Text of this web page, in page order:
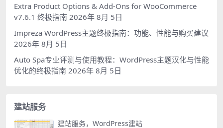
Extra Product Options & Add-Ons for WooCommerce
v7.6.1 终极指南 2026年 8月 5日
Impreza WordPress主题终极指南：功能、性能与购买建议
2026年 8月 5日
Auto Spa专业评测与使用教程：WordPress主题汉化与性能
优化的终极指南 2026年 8月 5日
建站服务
建站服务，WordPress建站